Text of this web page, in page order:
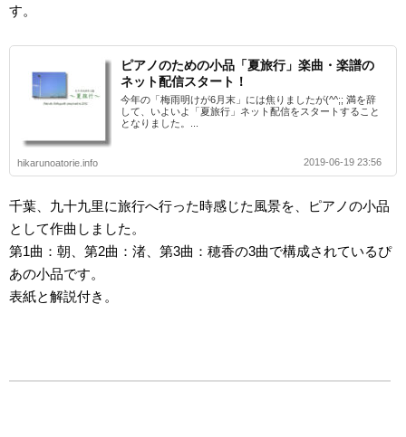
す。
ピアノのための小品「夏旅行」楽曲・楽譜の
ネット配信スタート！
今年の「梅雨明けが6月末」には焦りましたが(^^;; 満を辞
して、いよいよ「夏旅行」ネット配信をスタートすること
となりました。...
hikarunoatorie.info 2019-06-19 23:56
千葉、九十九里に旅行へ行った時感じた風景を、ピアノの小品
として作曲しました。
第1曲：朝、第2曲：渚、第3曲：穂香の3曲で構成されているぴ
あの小品です。
表紙と解説付き。